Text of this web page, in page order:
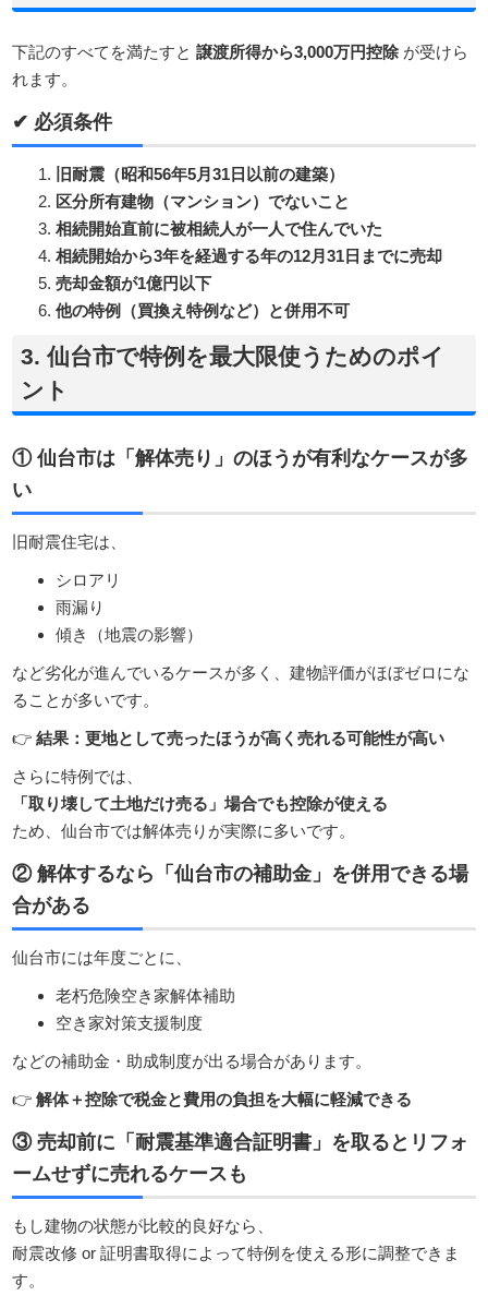
下記のすべてを満たすと譲渡所得から3,000万円控除 が受けら
れます。
✔ 必須条件
旧耐震（昭和56年5月31日以前の建築）
区分所有建物（マンション）でないこと
相続開始直前に被相続人が一人で住んでいた
相続開始から3年を経過する年の12月31日までに売却
売却金額が1億円以下
他の特例（買換え特例など）と併用不可
3. 仙台市で特例を最大限使うためのポイ
ント
① 仙台市は「解体売り」のほうが有利なケースが多
い
旧耐震住宅は、
シロアリ
雨漏り
傾き（地震の影響）
など劣化が進んでいるケースが多く、建物評価がほぼゼロにな
ることが多いです。
👉結果：更地として売ったほうが高く売れる可能性が高い
さらに特例では、
「取り壊して土地だけ売る」場合でも控除が使える
ため、仙台市では解体売りが実際に多いです。
② 解体するなら「仙台市の補助金」を併用できる場
合がある
仙台市には年度ごとに、
老朽危険空き家解体補助
空き家対策支援制度
などの補助金・助成制度が出る場合があります。
👉解体＋控除で税金と費用の負担を大幅に軽減できる
③ 売却前に「耐震基準適合証明書」を取るとリフォ
ームせずに売れるケースも
もし建物の状態が比較的良好なら、
耐震改修 or 証明書取得によって特例を使える形に調整できま
す。